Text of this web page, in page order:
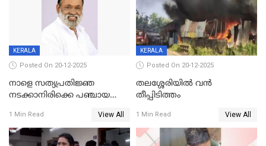
KERALA
Posted On 20-12-2025
നാളെ സത്യപ്രതിജ്ഞ
നടക്കാനിരിക്കെ പഞ്ചായത്ത്
1 Min Read View All
KERALA
Posted On 20-12-2025
തലശ്ശേരിയിൽ വൻ
തീപ്പിടിത്തം
1 Min Read View All